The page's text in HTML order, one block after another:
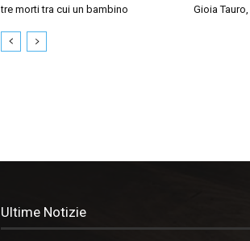
tre morti tra cui un bambino
Gioia
Ultime Notizie